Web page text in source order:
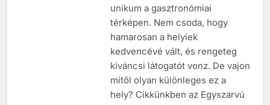
unikum a gasztronómiai
térképen. Nem csoda, hogy
hamarosan a helyiek
kedvencévé vált, és rengeteg
kíváncsi látogatót vonz. De vajon
mitől olyan különleges ez a
hely? Cikkünkben az Egyszarvú